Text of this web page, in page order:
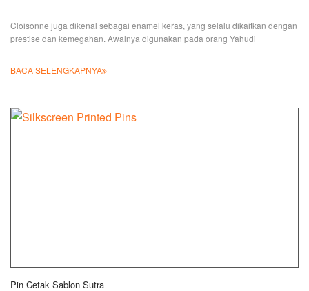
Cloisonne juga dikenal sebagai enamel keras, yang selalu dikaitkan dengan
prestise dan kemegahan. Awalnya digunakan pada orang Yahudi
BACA SELENGKAPNYA
Pin Cetak Sablon Sutra